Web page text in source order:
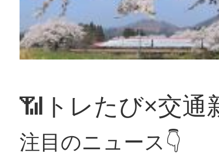
📶トレたび×交通
注目のニュース👇